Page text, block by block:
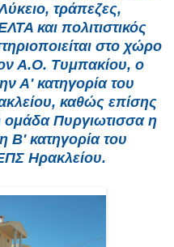
τράπεζες,
και πολιτιστικός
στο χώρο
Α.Ο. Τυμπακίου, ο
Α' κατηγορία του
καθώς επίσης
ομάδα Πυργιωτισσα η
Β' κατηγορία του
Ηρακλείου.